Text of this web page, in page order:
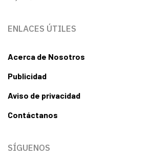
ENLACES ÚTILES
Acerca de Nosotros
Publicidad
Aviso de privacidad
Contáctanos
SÍGUENOS